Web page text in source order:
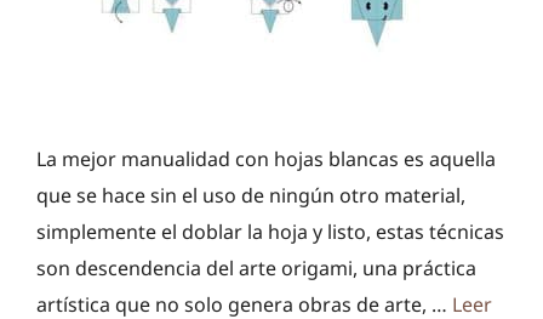
La mejor manualidad con hojas blancas es aquella
que se hace sin el uso de ningún otro material,
simplemente el doblar la hoja y listo, estas técnicas
son descendencia del arte origami, una práctica
artística que no solo genera obras de arte, … Leer